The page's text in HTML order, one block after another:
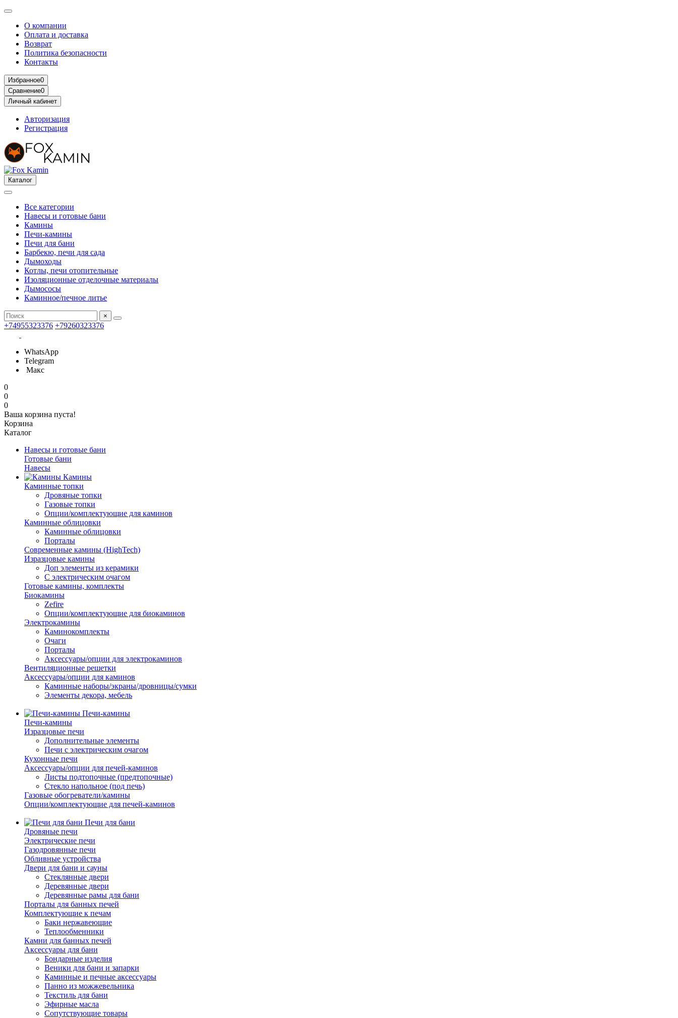
О компании
Оплата и доставка
Возврат
Политика безопасности
Контакты
Избранное0
Сравнение0
Личный кабинет
Авторизация
Регистрация
Каталог
Все категории
Навесы и готовые бани
Камины
Печи-камины
Печи для бани
Барбекю, печи для сада
Дымоходы
Котлы, печи отопительные
Изоляционные отделочные материалы
Дымососы
Каминное/печное литье
×
+74955323376 +79260323376
WhatsApp
Telegram
Макс
0
0
0
Ваша корзина пуста!
Корзина
Каталог
Навесы и готовые бани
Готовые бани
Навесы
Камины
Каминные топки
Дровяные топки
Газовые топки
Опции/комплектующие для каминов
Каминные облицовки
Каминные облицовки
Порталы
Современные камины (HighTech)
Изразцовые камины
Доп элементы из керамики
С электрическим очагом
Готовые камины, комплекты
Биокамины
Zefire
Опции/комплектующие для биокаминов
Электрокамины
Каминокомплекты
Очаги
Порталы
Аксессуары/опции для электрокаминов
Вентиляционные решетки
Аксессуары/опции для каминов
Каминные наборы/экраны/дровницы/сумки
Элементы декора, мебель
Печи-камины
Печи-камины
Изразцовые печи
Дополнительные элементы
Печи с электрическим очагом
Кухонные печи
Аксессуары/опции для печей-каминов
Листы подтопочные (предтопочные)
Стекло напольное (под печь)
Газовые обогреватели/камины
Опции/комплектующие для печей-каминов
Печи для бани
Дровяные печи
Электрические печи
Газодровянные печи
Обливные устройства
Двери для бани и сауны
Стеклянные двери
Деревянные двери
Деревянные рамы для бани
Порталы для банных печей
Комплектующие к печам
Баки нержавеющие
Теплообменники
Камни для банных печей
Аксессуары для бани
Бондарные изделия
Веники для бани и запарки
Каминные и печные аксессуары
Панно из можжевельника
Текстиль для бани
Эфирные масла
Сопутствующие товары